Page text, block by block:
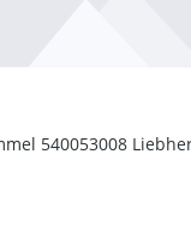
540053008